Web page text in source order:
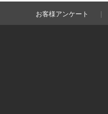
お客様アンケート